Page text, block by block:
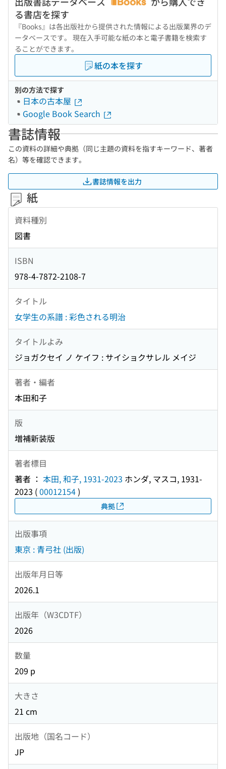
る書店を探す
『Books』は各出版社から提供された情報による出版業界のデ
ータベースです。 現在入手可能な紙の本と電子書籍を検索す
ることができます。
紙の本を探す
別の方法で探す
日本の古本屋
Google Book Search
書誌情報
この資料の詳細や典拠（同じ主題の資料を指すキーワード、著者
名）等を確認できます。
書誌情報を出力
紙
資料種別
図書
ISBN
978-4-7872-2108-7
タイトル
女学生の系譜 : 彩色される明治
タイトルよみ
ジョガクセイ ノ ケイフ : サイショクサレル メイジ
著者・編者
本田和子
版
増補新装版
著者標目
著者 ： 本田, 和子, 1931-2023 ホンダ, マスコ, 1931-
2023 (00012154)
典拠
出版事項
東京 : 青弓社 (出版)
出版年月日等
2026.1
出版年（W3CDTF）
2026
数量
209 p
大きさ
21 cm
出版地（国名コード）
JP